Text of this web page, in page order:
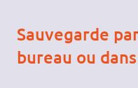
Sauvegarde
bureau ou